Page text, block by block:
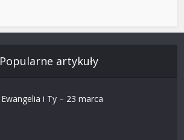
Popularne artykuły
Ewangelia i Ty – 23 marca